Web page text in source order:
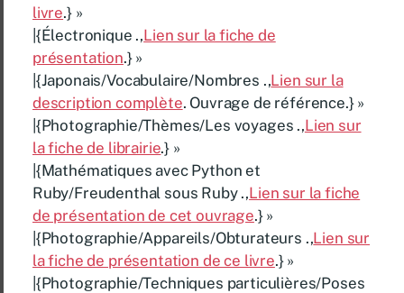
livre.} »
|{Électronique .,Lien sur la fiche de
présentation.} »
|{Japonais/Vocabulaire/Nombres .,Lien sur la
description complète. Ouvrage de référence.} »
|{Photographie/Thèmes/Les voyages .,Lien sur
la fiche de librairie.} »
|{Mathématiques avec Python et
Ruby/Freudenthal sous Ruby .,Lien sur la fiche
de présentation de cet ouvrage.} »
|{Photographie/Appareils/Obturateurs .,Lien sur
la fiche de présentation de ce livre.} »
|{Photographie/Techniques particulières/Poses